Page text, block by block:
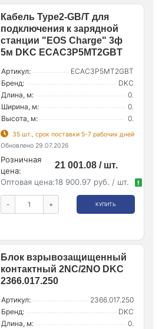
Кабель Type2-GB/T для
подключения к зарядной
станции "EOS Charge" 3ф
5м DKC ECAC3P5MT2GBT
Артикул:
ECAC3P5MT2GBT
Бренд:
DKC
Длина, м:
0.
Ширина, м:
0.
Высота, м:
0.
35 шт., срок поставки 5-7 рабочих дней
Обновлено 29.07.2026
Розничная
цена:
21 001.08 / шт.
Оптовая цена:18 900.97 руб. / шт. !
- + КУПИТЬ
Блок взрывозащищенный
контактный 2NC/2NO DKC
2366.017.250
Артикул:
2366.017.250
Бренд:
DKC
Длина, м:
0.